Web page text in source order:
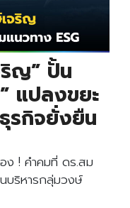
ญ” ปั้น
แปลงขยะ
รกิจยั่งยืน
อง ! คำคมที่ ดร.สม
บริหารกลุ่มวงษ์